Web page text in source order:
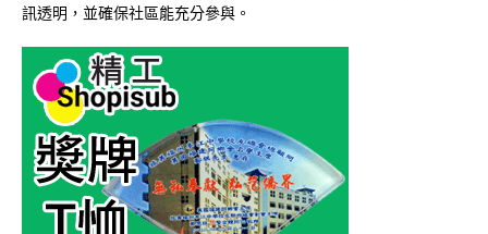
訊透明，並確保社區能充分參與。